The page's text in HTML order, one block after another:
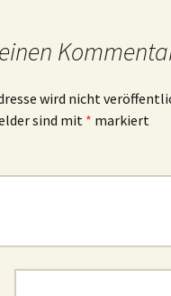
wird nicht
sind mit * markiert